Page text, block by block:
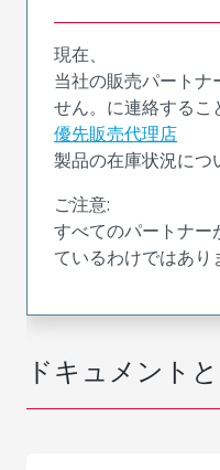
ドキュメント
現在、
当社の販売パートナ
せん。に連絡するこ
優先販売代理店
製品の在庫状況につ
ご注意:
すべてのパートナー
ているわけではあり